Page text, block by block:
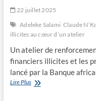
22 juillet 2025
Adeleke Salami Claude
illicites au cœur d’un atelier
Un atelier de
financiers illicites et les
lancé par la Banque
Lire PlusLes